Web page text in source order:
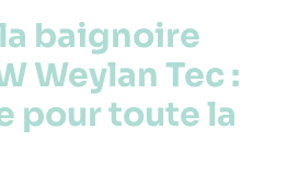
baignoire
Weylan Tec :
pour toute la